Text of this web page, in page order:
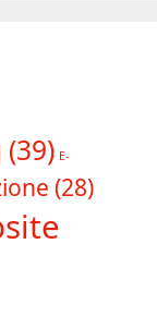
(39) E-
(28)